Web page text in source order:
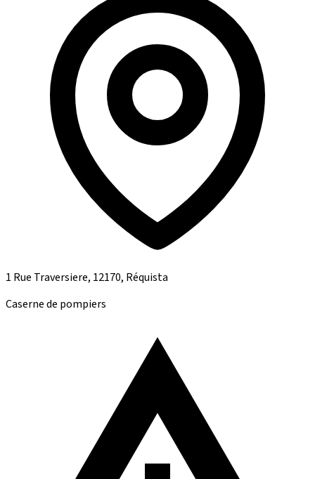
1 Rue Traversiere, 12170, Réquista
Caserne de pompiers